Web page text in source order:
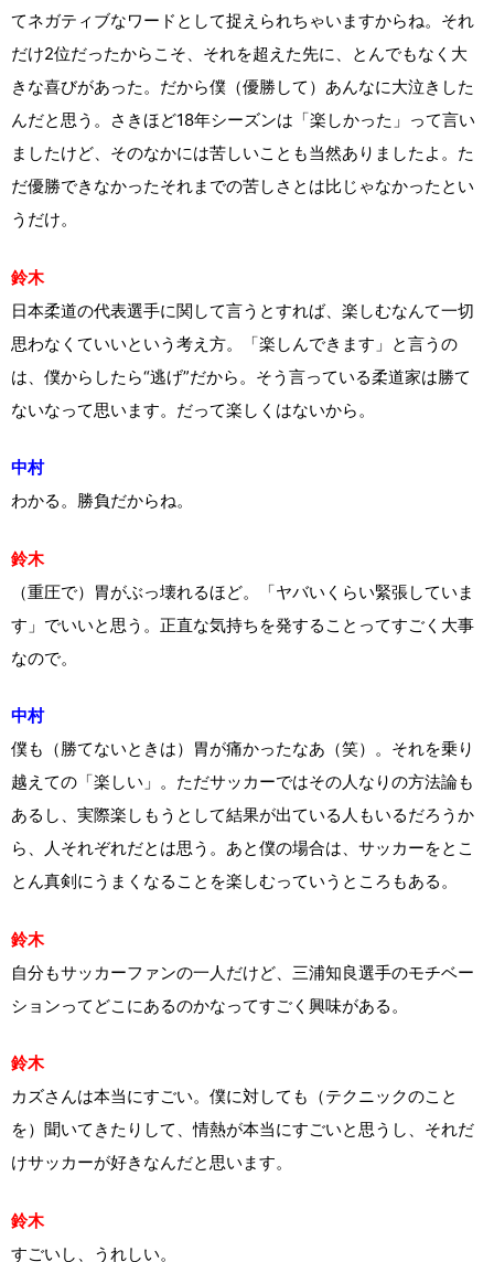
てネガティブなワードとして捉えられちゃいますからね。それ
だけ2位だったからこそ、それを超えた先に、とんでもなく大
きな喜びがあった。だから僕（優勝して）あんなに大泣きした
んだと思う。さきほど18年シーズンは「楽しかった」って言い
ましたけど、そのなかには苦しいことも当然ありましたよ。た
だ優勝できなかったそれまでの苦しさとは比じゃなかったとい
うだけ。
鈴木
日本柔道の代表選手に関して言うとすれば、楽しむなんて一切
思わなくていいという考え方。「楽しんできます」と言うの
は、僕からしたら“逃げ”だから。そう言っている柔道家は勝て
ないなって思います。だって楽しくはないから。
中村
わかる。勝負だからね。
鈴木
（重圧で）胃がぶっ壊れるほど。「ヤバいくらい緊張していま
す」でいいと思う。正直な気持ちを発することってすごく大事
なので。
中村
僕も（勝てないときは）胃が痛かったなあ（笑）。それを乗り
越えての「楽しい」。ただサッカーではその人なりの方法論も
あるし、実際楽しもうとして結果が出ている人もいるだろうか
ら、人それぞれだとは思う。あと僕の場合は、サッカーをとこ
とん真剣にうまくなることを楽しむっていうところもある。
鈴木
自分もサッカーファンの一人だけど、三浦知良選手のモチベー
ションってどこにあるのかなってすごく興味がある。
鈴木
カズさんは本当にすごい。僕に対しても（テクニックのこと
を）聞いてきたりして、情熱が本当にすごいと思うし、それだ
けサッカーが好きなんだと思います。
鈴木
すごいし、うれしい。